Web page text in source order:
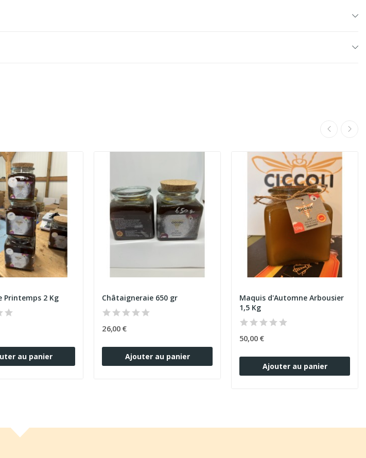
Printemps 2 Kg
au panier
Châtaigneraie 650 gr
26,00 €
Ajouter au panier
Maquis d'Automne Arbousier
1,5 Kg
50,00 €
Ajouter au panier